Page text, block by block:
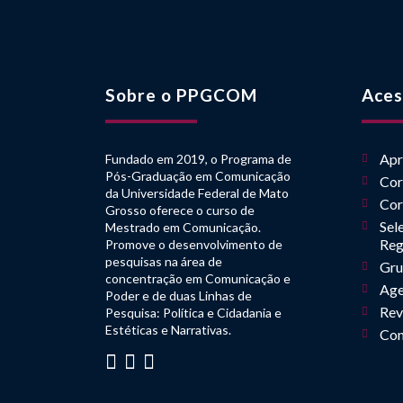
Sobre o PPGCOM
Fundado em 2019, o Programa de
Pós-Graduação em Comunicação
da Universidade Federal de Mato
Grosso oferece o curso de
Mestrado em Comunicação.
Promove o desenvolvimento de
pesquisas na área de
concentração em Comunicação e
Poder e de duas Linhas de
Pesquisa: Política e Cidadania e
Estéticas e Narrativas.